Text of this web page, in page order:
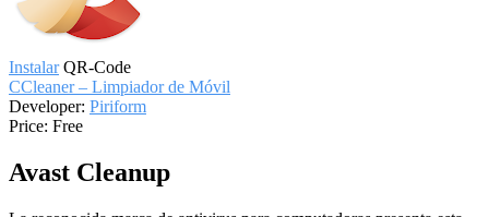
Instalar QR-Code
CCleaner – Limpiador de Móvil
Developer: Piriform
Price: Free
Avast Cleanup